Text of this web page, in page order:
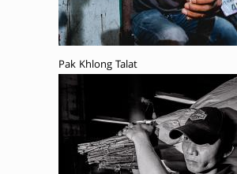
Pak Khlong Talat